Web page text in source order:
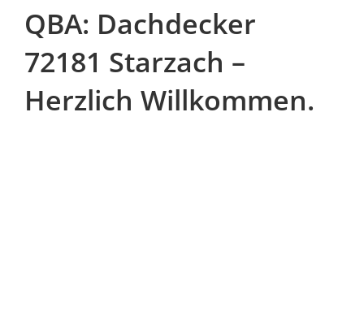
QBA: Dachdecker
72181 Starzach –
Herzlich Willkommen.